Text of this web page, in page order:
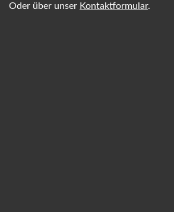
Oder über unser Kontaktformular.